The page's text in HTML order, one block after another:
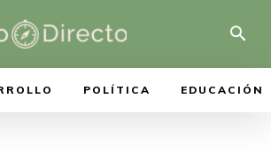
POLÍTICA EDUCACIÓN